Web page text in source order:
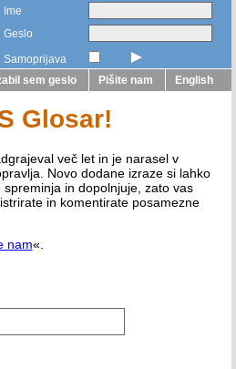
Ime
Geslo
Samoprijava
►
sem geslo Pišite nam English
Glosar!
več let in je narasel v
Novo dodane izraze si lahko
in dopolnjuje, zato vas
in komentirate posamezne
nam«.